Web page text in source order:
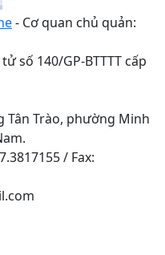
- Cơ quan chủ quản:
số 140/GP-BTTTT cấp
Tân Trào, phường Minh
/ Fax: